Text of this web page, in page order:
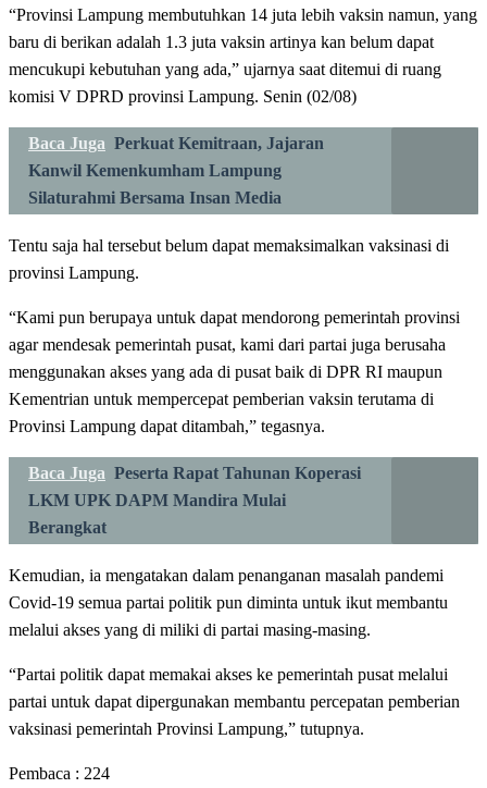
“Provinsi Lampung membutuhkan 14 juta lebih vaksin namun, yang
baru di berikan adalah 1.3 juta vaksin artinya kan belum dapat
mencukupi kebutuhan yang ada,” ujarnya saat ditemui di ruang
komisi V DPRD provinsi Lampung. Senin (02/08)
Baca Juga Perkuat Kemitraan, Jajaran
Kanwil Kemenkumham Lampung
Silaturahmi Bersama Insan Media
Tentu saja hal tersebut belum dapat memaksimalkan vaksinasi di
provinsi Lampung.
“Kami pun berupaya untuk dapat mendorong pemerintah provinsi
agar mendesak pemerintah pusat, kami dari partai juga berusaha
menggunakan akses yang ada di pusat baik di DPR RI maupun
Kementrian untuk mempercepat pemberian vaksin terutama di
Provinsi Lampung dapat ditambah,” tegasnya.
Baca Juga Peserta Rapat Tahunan Koperasi
LKM UPK DAPM Mandira Mulai
Berangkat
Kemudian, ia mengatakan dalam penanganan masalah pandemi
Covid-19 semua partai politik pun diminta untuk ikut membantu
melalui akses yang di miliki di partai masing-masing.
“Partai politik dapat memakai akses ke pemerintah pusat melalui
partai untuk dapat dipergunakan membantu percepatan pemberian
vaksinasi pemerintah Provinsi Lampung,” tutupnya.
Pembaca : 224